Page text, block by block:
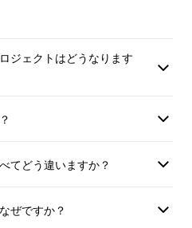
番号の記
行者に直接
対応可
※適格請求書発行事
載のあるインボイ
お問合せください
ジェクトはどうなります
てどう違いますか？
ぜですか？